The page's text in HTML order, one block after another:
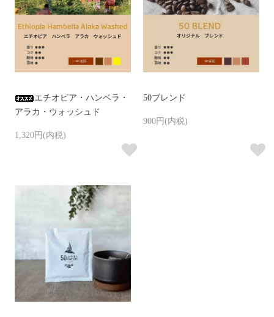
エチオピア・ハンベラ・
アラカ・ウォッシュド
1,320円(内税)
50ブレンド
900円(内税)